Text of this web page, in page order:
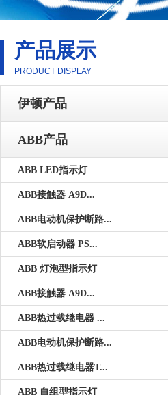
产品展示
PRODUCT DISPLAY
伊顿产品
ABB产品
ABB LED指示灯
ABB接触器 A9D...
ABB电动机保护断路...
ABB软启动器 PS...
ABB 灯泡型指示灯
ABB接触器 A9D...
ABB热过载继电器 ...
ABB电动机保护断路...
ABB热过载继电器T...
ABB 自组型指示灯